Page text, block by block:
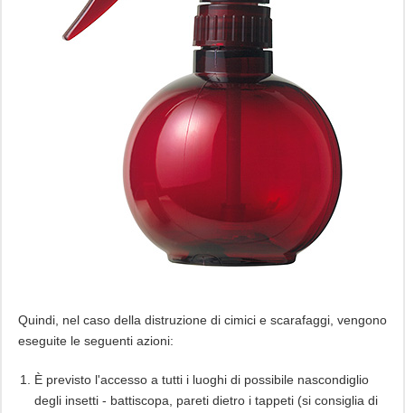
Quindi, nel caso della distruzione di cimici e scarafaggi, vengono
eseguite le seguenti azioni:
È previsto l'accesso a tutti i luoghi di possibile nascondiglio
degli insetti - battiscopa, pareti dietro i tappeti (si consiglia di